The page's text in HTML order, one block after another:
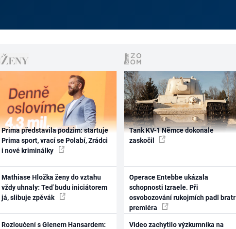
Prima představila podzim: startuje
Prima sport, vrací se Polabí, Zrádci
i nové kriminálky
Mathiase Hložka ženy do vztahu
vždy uhnaly: Teď budu iniciátorem
já, slibuje zpěvák
Rozloučení s Glenem Hansardem:
Tank KV-1 Němce dokonale
zaskočil
Operace Entebbe ukázala
schopnosti Izraele. Při
osvobozování rukojmích padl bratr
premiéra
Video zachytilo výzkumníka na